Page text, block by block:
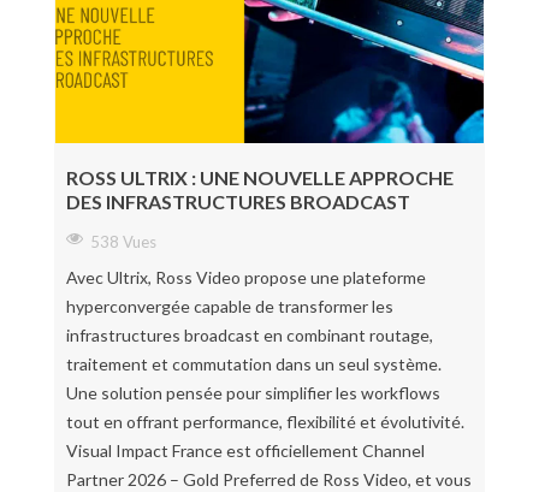
ROSS ULTRIX : UNE NOUVELLE APPROCHE
DES INFRASTRUCTURES BROADCAST
538 Vues
Avec Ultrix, Ross Video propose une plateforme
hyperconvergée capable de transformer les
infrastructures broadcast en combinant routage,
traitement et commutation dans un seul système.
Une solution pensée pour simplifier les workflows
tout en offrant performance, flexibilité et évolutivité.
Visual Impact France est officiellement Channel
Partner 2026 – Gold Preferred de Ross Video, et vous